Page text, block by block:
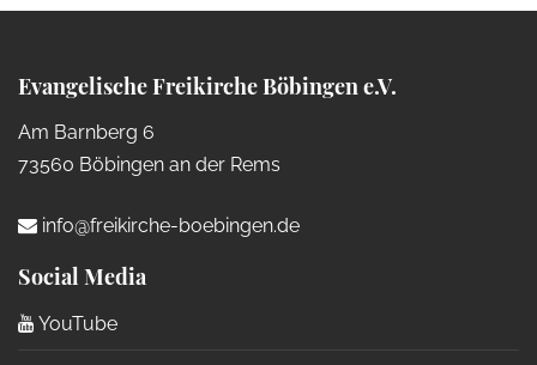
Evangelische Freikirche Böbingen e.V.
Am Barnberg 6
73560 Böbingen an der Rems
info@freikirche-boebingen.de
Social Media
YouTube